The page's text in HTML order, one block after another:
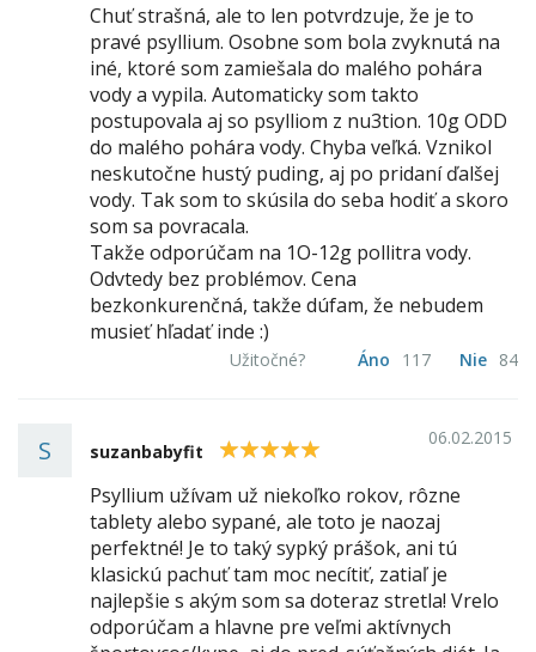
Chuť strašná, ale to len potvrdzuje, že je to
pravé psyllium. Osobne som bola zvyknutá na
iné, ktoré som zamiešala do malého pohára
vody a vypila. Automaticky som takto
postupovala aj so psylliom z nu3tion. 10g ODD
do malého pohára vody. Chyba veľká. Vznikol
neskutočne hustý puding, aj po pridaní ďalšej
vody. Tak som to skúsila do seba hodiť a skoro
som sa povracala.
Takže odporúčam na 1O-12g pollitra vody.
Odvtedy bez problémov. Cena
bezkonkurenčná, takže dúfam, že nebudem
musieť hľadať inde :)
Užitočné? Áno 117 Nie 84
S suzanbabyfit 5
06.02.2015
Psyllium užívam už niekoľko rokov, rôzne
tablety alebo sypané, ale toto je naozaj
perfektné! Je to taký sypký prášok, ani tú
klasickú pachuť tam moc necítiť, zatiaľ je
najlepšie s akým som sa doteraz stretla! Vrelo
odporúčam a hlavne pre veľmi aktívnych